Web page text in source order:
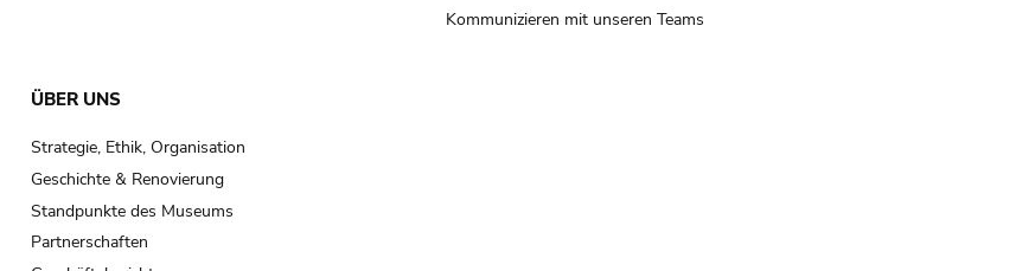
Kommunizieren mit unseren Teams
ÜBER UNS
Strategie, Ethik, Organisation
Geschichte & Renovierung
Standpunkte des Museums
Partnerschaften